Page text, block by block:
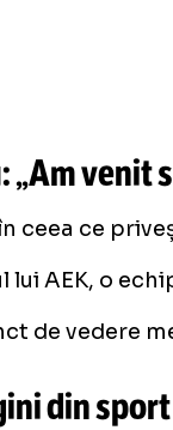
„Am venit
ceea ce
lui AEK, o
de vedere
din sport